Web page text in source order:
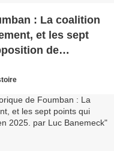
: La coalition
et les sept
de